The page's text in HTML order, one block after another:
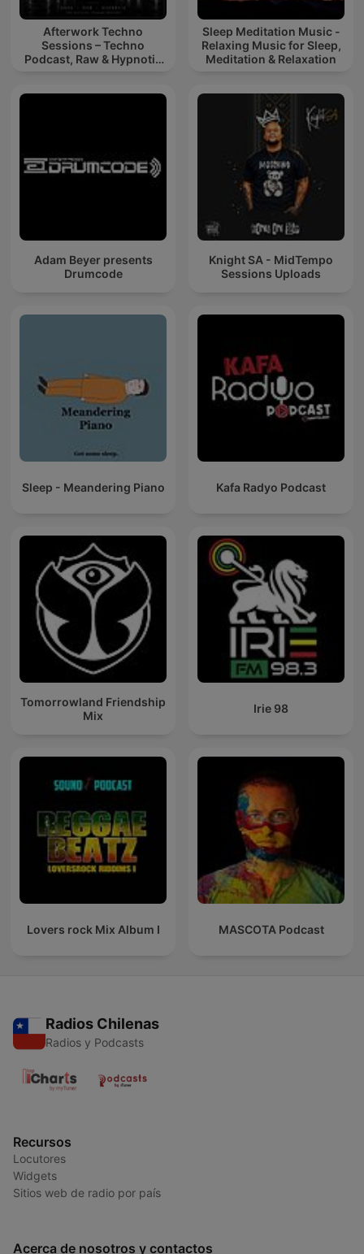
Afterwork Techno
Sessions – Techno
Podcast, Raw & Hypnotic
Sleep Meditation Music -
Relaxing Music for Sleep,
Meditation & Relaxation
Adam Beyer presents
Drumcode
Knight SA - MidTempo
Sessions Uploads
Sleep - Meandering Piano Kafa Radyo Podcast
Tomorrowland Friendship
Mix
Irie 98
Lovers rock Mix Album I MASCOTA Podcast
Radios Chilenas
Radios y Podcasts
Recursos
Locutores
Widgets
Sitios web de radio por país
Acerca de nosotros y contactos